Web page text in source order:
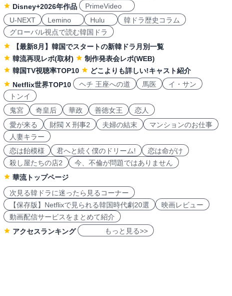
Disney+2026年作品
PrimeVideo
U-NEXT
Lemino Hulu
韓ドラ歴史コラム
グローバル視点で読む韓国ドラ
【最新8月】韓国でスタートの新韓ドラ月別一覧
韓流再現レポ(取材)
制作発表会レポ(WEB)
韓国TV視聴率TOP10
どこよりも詳しい!キャスト紹介
Netflix世界TOP10
ヘチ 王座への道 馬医
イ・サン
トンイ
鬼宮
奇皇后 華政 善徳女王
恋人
愛が来る
財閥 X 刑事2 夫婦の結末
マンションのお仕事
人妻キラー
恋は飴模様
君へと続く僕のドリーム!
恋は命がけ
殺し屋たちの店2
今、不倫が問題ではありません
華流トップページ
次見る韓ドラに迷ったら見るコーナー
【保存版】Netflixで見られる韓国時代劇20選
映画レビュー
動画配信サービスをまとめて紹介
アクセスランキング
もっと見る>>